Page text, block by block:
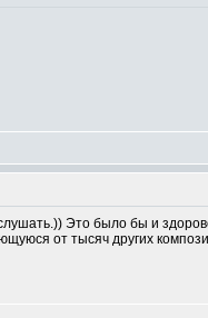
Это было бы и
от тысяч других